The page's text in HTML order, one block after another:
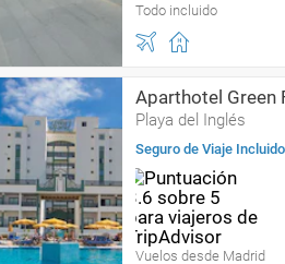
Todo incluido
Aparthotel Green
Playa del Inglés
Seguro de Viaje Incluido
Vuelos desde Madrid